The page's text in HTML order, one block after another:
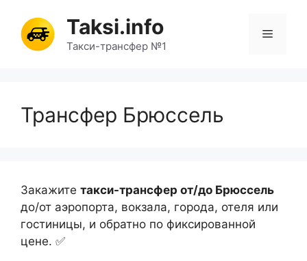
содержимому
Taksi.info
Такси-трансфер №1
Меню
Трансфер Брюссель
Закажите такси-трансфер от/до Брюссель
до/от аэропорта, вокзала, города, отеля или
гостиницы, и обратно по фиксированной
цене. ✅